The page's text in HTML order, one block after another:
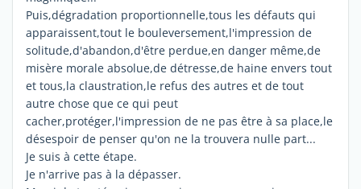
Puis,dégradation proportionnelle,tous les défauts qui
apparaissent,tout le bouleversement,l'impression de
solitude,d'abandon,d'être perdue,en danger même,de
misère morale absolue,de détresse,de haine envers tout
et tous,la claustration,le refus des autres et de tout
autre chose que ce qui peut
cacher,protéger,l'impression de ne pas être à sa place,le
désespoir de penser qu'on ne la trouvera nulle part...
Je suis à cette étape.
Je n'arrive pas à la dépasser.